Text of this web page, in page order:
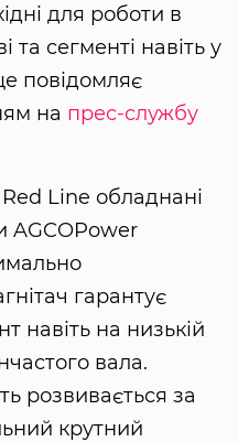
для роботи в
та сегменті навіть у
повідомляє
на прес-службу
Line обладнані
AGCOPower
гарантує
навіть на низькій
вала.
розвивається за
крутний